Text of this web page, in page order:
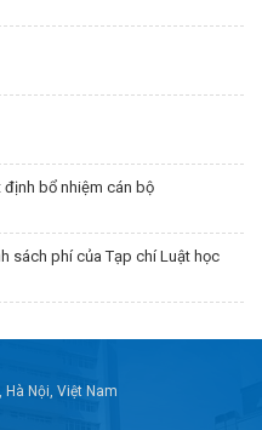
định bổ nhiệm cán bộ
sách phí của Tạp chí Luật học
Hà Nội, Việt Nam